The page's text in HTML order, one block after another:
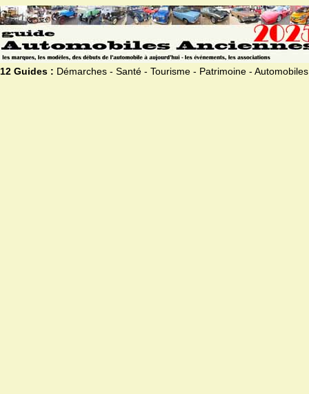
12 Guides : Démarches - Santé - Tourisme - Patrimoine - Automobiles